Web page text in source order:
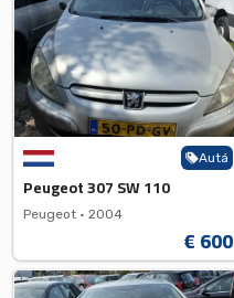
Autá
Peugeot 307 SW 110
Peugeot • 2004
€ 600